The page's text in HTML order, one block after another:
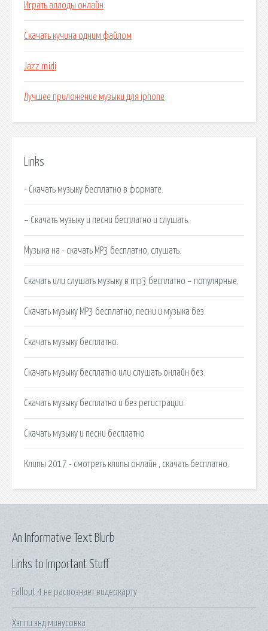
Играть аллоды онлайн
Скачать кучина одним файлом
Jazz midi
Лучшее приложение музыки для iphone
Links
- Скачать музыку бесплатно в формате.
– Скачать музыку и песни бесплатно и слушать.
Музыка на - скачать MP3 бесплатно, слушать.
Скачать или слушать музыку в mp3 бесплатно – популярные.
Скачать музыку MP3 бесплатно, песни и музыка без.
Скачать музыку бесплатно.
Скачать музыку бесплатно или слушать онлайн без.
Скачать музыку бесплатно и без регистрации.
Скачать музыку и песни бесплатно
Клипы 2017 - смотреть клипы онлайн , скачать бесплатно.
Links to Important Stuff
Fallout 4 не распознает видеокарту
Хэппи энд минусовка
An Informative Text Blurb